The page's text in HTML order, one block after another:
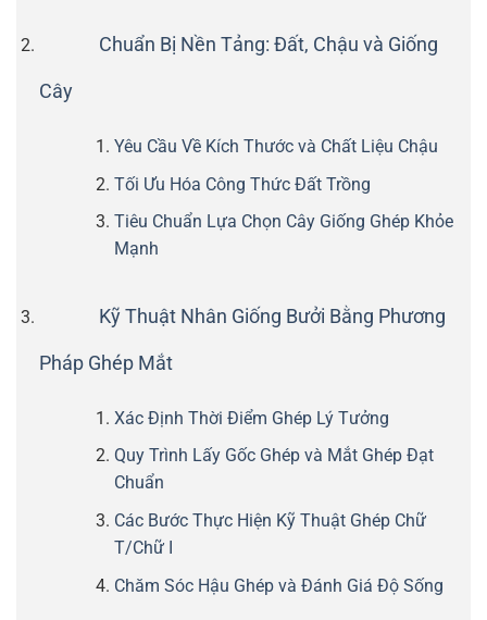
Chuẩn Bị Nền Tảng: Đất, Chậu và Giống
Cây
Yêu Cầu Về Kích Thước và Chất Liệu Chậu
Tối Ưu Hóa Công Thức Đất Trồng
Tiêu Chuẩn Lựa Chọn Cây Giống Ghép Khỏe
Mạnh
Kỹ Thuật Nhân Giống Bưởi Bằng Phương
Pháp Ghép Mắt
Xác Định Thời Điểm Ghép Lý Tưởng
Quy Trình Lấy Gốc Ghép và Mắt Ghép Đạt
Chuẩn
Các Bước Thực Hiện Kỹ Thuật Ghép Chữ
T/Chữ I
Chăm Sóc Hậu Ghép và Đánh Giá Độ Sống